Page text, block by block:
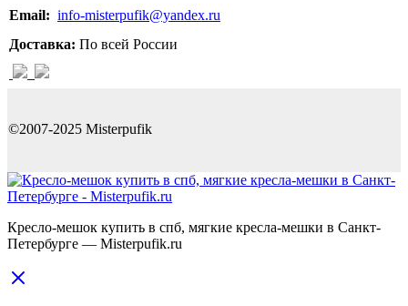
Email: info-misterpufik@yandex.ru
Доставка: По всей России
©2007-2025 Misterpufik
Кресло-мешок купить в спб, мягкие кресла-мешки в Санкт-
Петербурге — Misterpufik.ru